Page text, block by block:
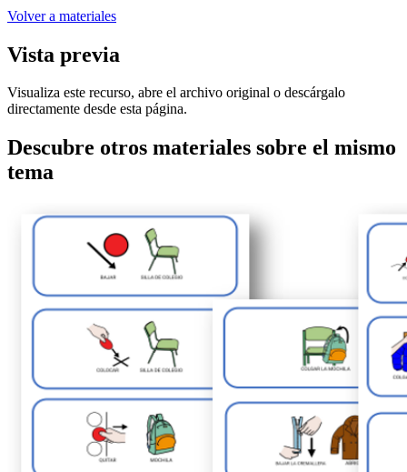
Volver a materiales
Vista previa
Visualiza este recurso, abre el archivo original o descárgalo
directamente desde esta página.
Descubre otros materiales sobre el mismo
tema